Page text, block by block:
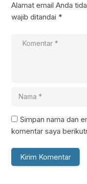
Alamat email Anda
wajib ditandai *
Simpan nama dan
komentar saya